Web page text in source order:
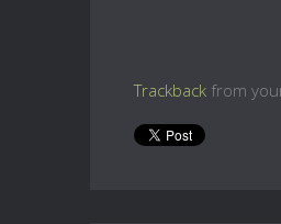
Trackback from